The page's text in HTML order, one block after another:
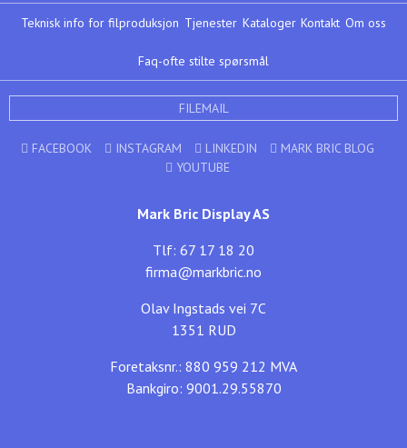
Teknisk info for filproduksjon Tjenester Kataloger Kontakt Om oss
Faq-ofte stilte spørsmål
FILEMAIL
FACEBOOK INSTAGRAM LINKEDIN
MARK BRIC BLOG
YOUTUBE
Mark Bric Display AS
Tlf: 67 17 18 20
firma@markbric.no
Olav Ingstads vei 7C
1351 RUD
Foretaksnr.: 880 959 212 MVA
Bankgiro: 9001.29.55870